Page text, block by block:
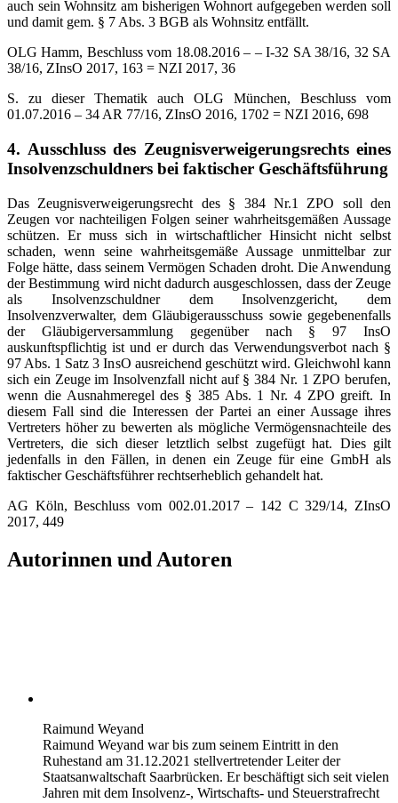
auch sein Wohnsitz am bisherigen Wohnort aufgegeben werden soll
und damit gem. § 7 Abs. 3 BGB als Wohnsitz entfällt.
OLG Hamm, Beschluss vom 18.08.2016 – – I-32 SA 38/16, 32 SA
38/16, ZInsO 2017, 163 = NZI 2017, 36
S. zu dieser Thematik auch OLG München, Beschluss vom
01.07.2016 – 34 AR 77/16, ZInsO 2016, 1702 = NZI 2016, 698
4. Ausschluss des Zeugnisverweigerungsrechts eines
Insolvenzschuldners bei faktischer Geschäftsführung
Das Zeugnisverweigerungsrecht des § 384 Nr.1 ZPO soll den
Zeugen vor nachteiligen Folgen seiner wahrheitsgemäßen Aussage
schützen. Er muss sich in wirtschaftlicher Hinsicht nicht selbst
schaden, wenn seine wahrheitsgemäße Aussage unmittelbar zur
Folge hätte, dass seinem Vermögen Schaden droht. Die Anwendung
der Bestimmung wird nicht dadurch ausgeschlossen, dass der Zeuge
als Insolvenzschuldner dem Insolvenzgericht, dem
Insolvenzverwalter, dem Gläubigerausschuss sowie gegebenenfalls
der Gläubigerversammlung gegenüber nach § 97 InsO
auskunftspflichtig ist und er durch das Verwendungsverbot nach §
97 Abs. 1 Satz 3 InsO ausreichend geschützt wird. Gleichwohl kann
sich ein Zeuge im Insolvenzfall nicht auf § 384 Nr. 1 ZPO berufen,
wenn die Ausnahmeregel des § 385 Abs. 1 Nr. 4 ZPO greift. In
diesem Fall sind die Interessen der Partei an einer Aussage ihres
Vertreters höher zu bewerten als mögliche Vermögensnachteile des
Vertreters, die sich dieser letztlich selbst zugefügt hat. Dies gilt
jedenfalls in den Fällen, in denen ein Zeuge für eine GmbH als
faktischer Geschäftsführer rechtserheblich gehandelt hat.
AG Köln, Beschluss vom 002.01.2017 – 142 C 329/14, ZInsO
2017, 449
Autorinnen und Autoren
Raimund Weyand
Raimund Weyand war bis zum seinem Eintritt in den
Ruhestand am 31.12.2021 stellvertretender Leiter der
Staatsanwaltschaft Saarbrücken. Er beschäftigt sich seit vielen
Jahren mit dem Insolvenz-, Wirtschafts- und Steuerstrafrecht